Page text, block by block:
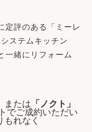
定評のある「ミーレ
ステムキッチン
一緒にリフォーム
または 「ノクト」
でご成約いただい
れなく